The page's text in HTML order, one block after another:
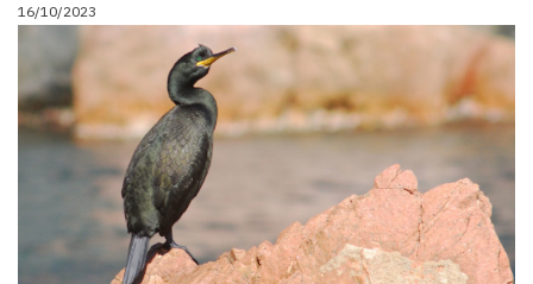
del
Pallars
Contingut
patrocinat
Lo
més
llegit...
Editorial
16/10/2023